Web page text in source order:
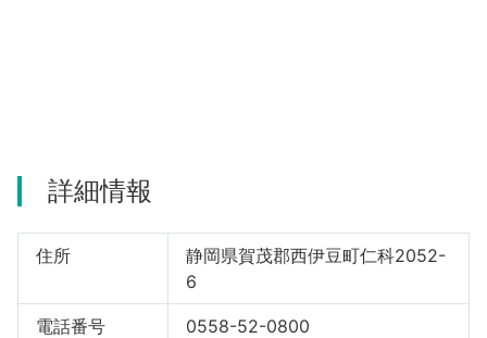
詳細情報
住所
静岡県賀茂郡西伊豆町仁科2052-
6
電話番号 0558-52-0800